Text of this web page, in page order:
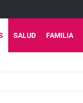
SALUD FAMILIA